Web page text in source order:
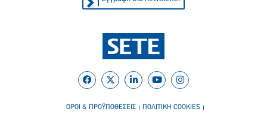
ΟΡΟΙ & ΠΡΟΫΠΟΘΕΣΕΙΣ
ΠΟΛΙΤΙΚΗ COOKIES